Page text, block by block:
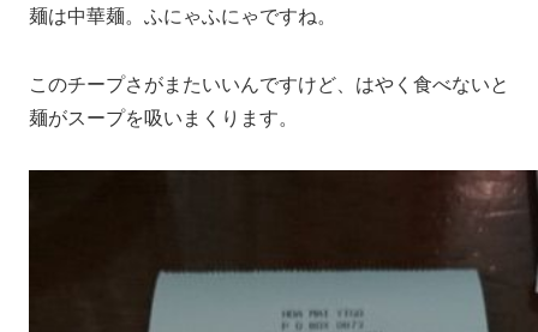
麺は中華麺。ふにゃふにゃですね。
このチープさがまたいいんですけど、はやく食べないと
麺がスープを吸いまくります。